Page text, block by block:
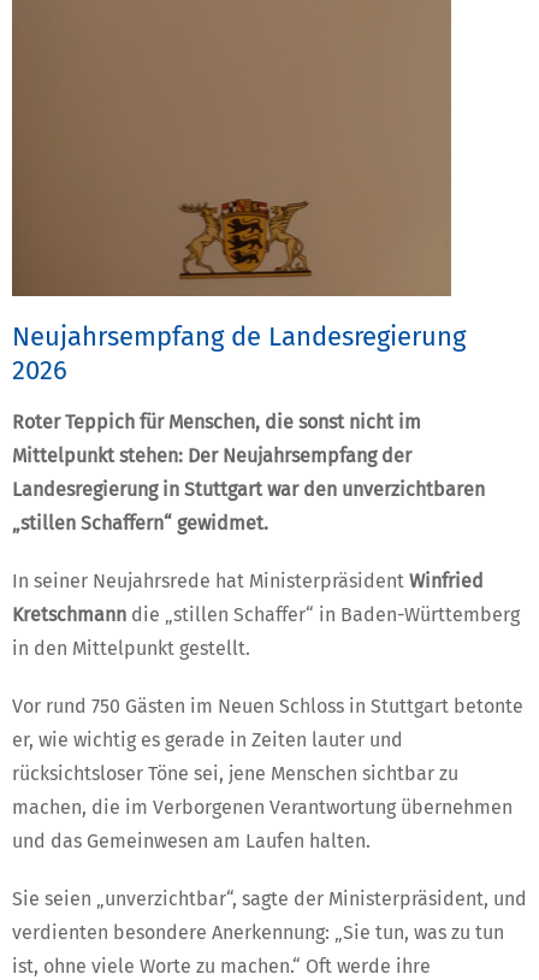
Neujahrsempfang de Landesregierung
2026
Roter Teppich für Menschen, die sonst nicht im
Mittelpunkt stehen: Der Neujahrsempfang der
Landesregierung in Stuttgart war den unverzichtbaren
„stillen Schaffern“ gewidmet.
In seiner Neujahrsrede hat Ministerpräsident Winfried
Kretschmann die „stillen Schaffer“ in Baden-Württemberg
in den Mittelpunkt gestellt.
Vor rund 750 Gästen im Neuen Schloss in Stuttgart betonte
er, wie wichtig es gerade in Zeiten lauter und
rücksichtsloser Töne sei, jene Menschen sichtbar zu
machen, die im Verborgenen Verantwortung übernehmen
und das Gemeinwesen am Laufen halten.
Sie seien „unverzichtbar“, sagte der Ministerpräsident, und
verdienten besondere Anerkennung: „Sie tun, was zu tun
ist, ohne viele Worte zu machen.“ Oft werde ihre